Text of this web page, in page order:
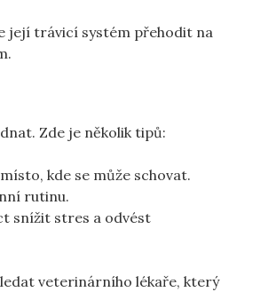
její trávicí systém přehodit na
Zde je několik tipů:
kde se může schovat.
rutinu.
snížit stres a odvést
veterinárního lékaře, který